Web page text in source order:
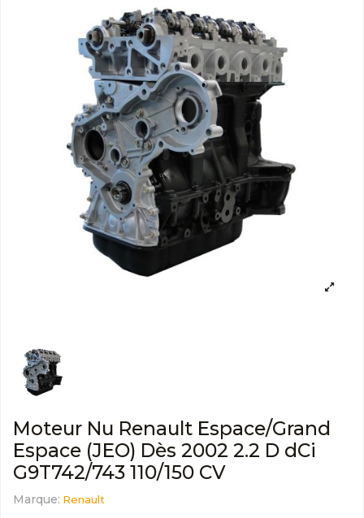
Moteur Nu Renault Espace/Grand
Espace (JEO) Dès 2002 2.2 D dCi
G9T742/743 110/150 CV
Marque: Renault